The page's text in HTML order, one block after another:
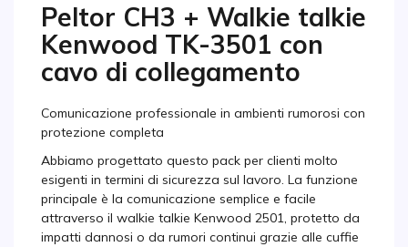
Peltor CH3 + Walkie talkie
Kenwood TK-3501 con
cavo di collegamento
Comunicazione professionale in ambienti rumorosi con
protezione completa
Abbiamo progettato questo pack per clienti molto
esigenti in termini di sicurezza sul lavoro. La funzione
principale è la comunicazione semplice e facile
attraverso il walkie talkie Kenwood 2501, protetto da
impatti dannosi o da rumori continui grazie alle cuffie